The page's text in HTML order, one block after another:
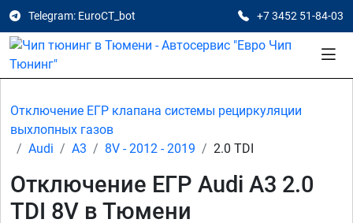
Telegram: EuroCT_bot +7 3452 51-84-03
Отключение ЕГР клапана системы рециркуляции
выхлопных газов
Audi
A3 8V - 2012 - 2019 2.0 TDI
Отключение ЕГР Audi A3 2.0
TDI 8V в Тюмени